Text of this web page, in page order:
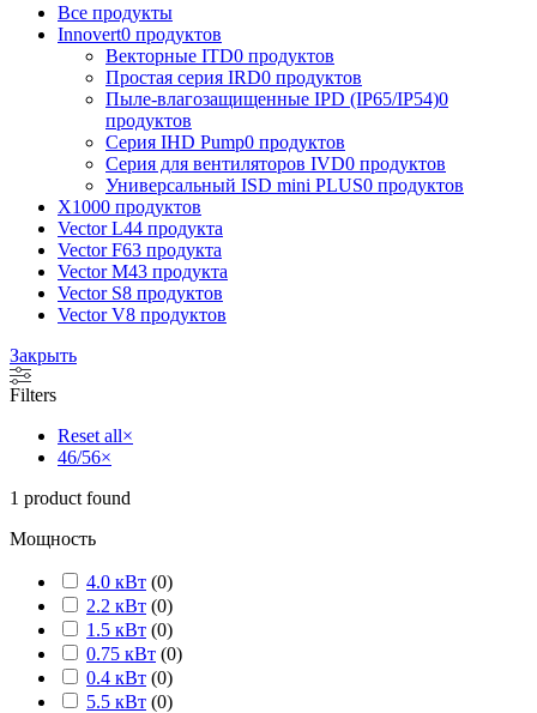
Все продукты
Innovert0 продуктов
Векторные ITD0 продуктов
Простая серия IRD0 продуктов
Пыле-влагозащищенные IPD (IP65/IP54)0
продуктов
Серия IHD Pump0 продуктов
Серия для вентиляторов IVD0 продуктов
Универсальный ISD mini PLUS0 продуктов
X1000 продуктов
Vector L44 продукта
Vector F63 продукта
Vector M43 продукта
Vector S8 продуктов
Vector V8 продуктов
Закрыть
Filters
Reset all×
46/56×
1 product found
Мощность
4.0 кВт (0)
2.2 кВт (0)
1.5 кВт (0)
0.75 кВт (0)
0.4 кВт (0)
5.5 кВт (0)